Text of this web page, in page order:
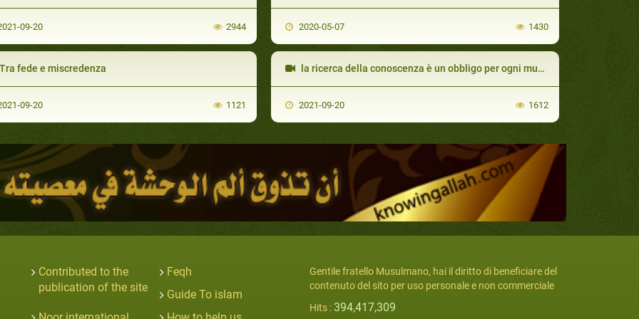
09-20 2944 2020-05-07 1430
fede e miscredenza
09-20 1121
la ricerca della conoscenza è un obbligo per ogni musulmano
2021-09-20 1612
Contributed to the
publication of the site
Feqh
Guide To islam
Gentile fratello Musulmano, hai il diritto di beneficiare del
contenuto del sito per uso personale e non commerciale
Hits : 394,417,309